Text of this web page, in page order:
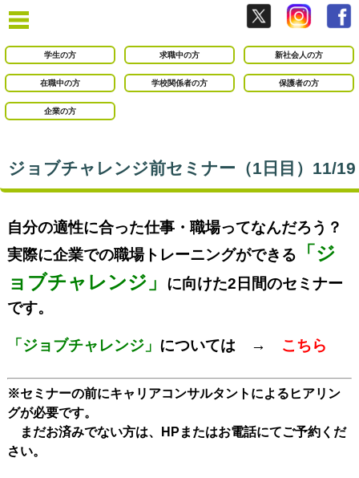
学生の方 求職中の方 新社会人の方
在職中の方 学校関係者の方 保護者の方
企業の方
ジョブチャレンジ前セミナー（1日目）11/19
自分の適性に合った仕事・職場ってなんだろう？
実際に企業での職場トレーニングができる
「ジ
ョブチャレンジ」
に向けた2日間のセミナー
です。
「ジョブチャレンジ」 については → こちら
※セミナーの前にキャリアコンサルタントによるヒアリン
グが必要です。
まだお済みでない方は、HPまたはお電話にてご予約くだ
さい。